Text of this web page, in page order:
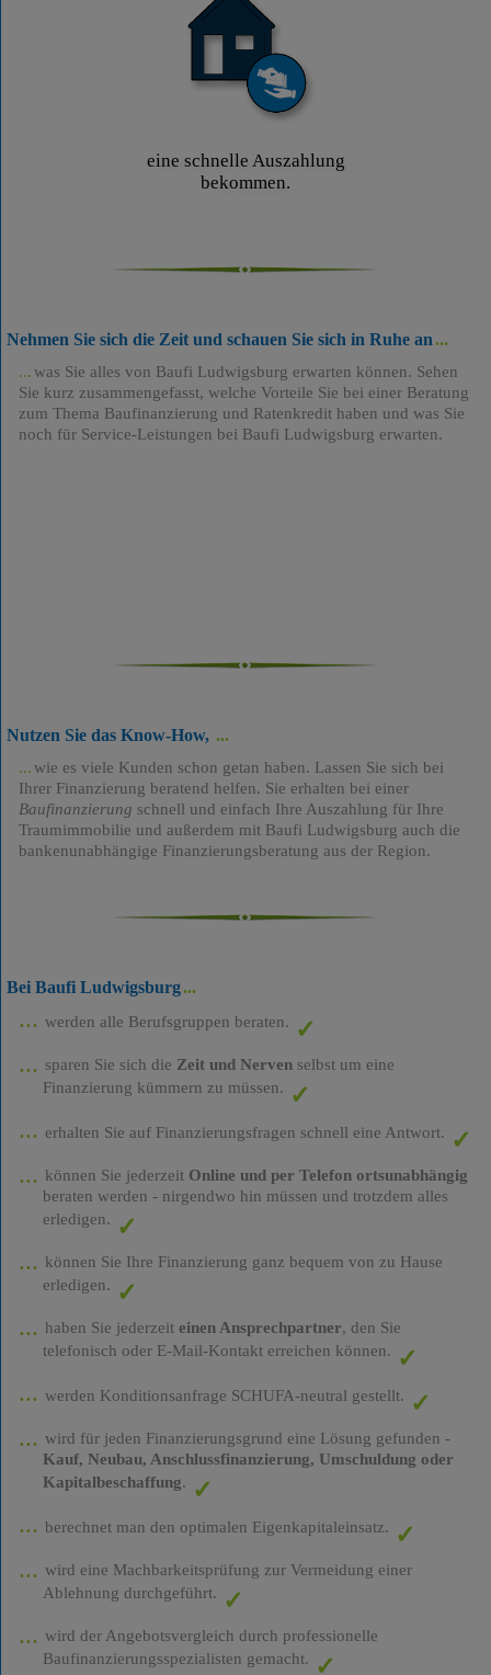
eine schnelle Auszahlung
bekommen.
Nehmen Sie sich die Zeit und schauen Sie sich in Ruhe an
was Sie alles von Baufi Ludwigsburg erwarten können. Sehen
Sie kurz zusammengefasst, welche Vorteile Sie bei einer Beratung
zum Thema Baufinanzierung und Ratenkredit haben und was Sie
noch für Service-Leistungen bei Baufi Ludwigsburg erwarten.
Nutzen Sie das Know-How,
wie es viele Kunden schon getan haben. Lassen Sie sich bei
Ihrer Finanzierung beratend helfen. Sie erhalten bei einer
Baufinanzierung schnell und einfach Ihre Auszahlung für Ihre
Traumimmobilie und außerdem mit Baufi Ludwigsburg auch die
bankenunabhängige Finanzierungsberatung aus der Region.
Bei Baufi Ludwigsburg
werden alle Berufsgruppen beraten.
sparen Sie sich die Zeit und Nervenselbst um eine
Finanzierung kümmern zu müssen.
erhalten Sie auf Finanzierungsfragen schnell eine Antwort.
können Sie jederzeit Online und per Telefon ortsunabhängig
beraten werden - nirgendwo hin müssen und trotzdem alles
erledigen.
können Sie Ihre Finanzierung ganz bequem von zu Hause
erledigen.
haben Sie jederzeit einen Ansprechpartner, den Sie
telefonisch oder E-Mail-Kontakt erreichen können.
werden Konditionsanfrage SCHUFA-neutral gestellt.
wird für jeden Finanzierungsgrund eine Lösung gefunden -
Kauf, Neubau, Anschlussfinanzierung, Umschuldung oder
Kapitalbeschaffung.
berechnet man den optimalen Eigenkapitaleinsatz.
wird eine Machbarkeitsprüfung zur Vermeidung einer
Ablehnung durchgeführt.
wird der Angebotsvergleich durch professionelle
Baufinanzierungsspezialisten gemacht.